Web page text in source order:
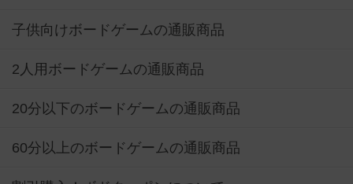
子供向けボードゲームの通販商品
2人用ボードゲームの通販商品
20分以下のボードゲームの通販商品
60分以上のボードゲームの通販商品